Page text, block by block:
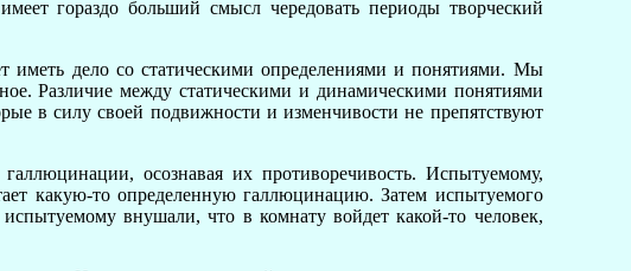
гораздо больший смысл чередовать периоды творческий
иметь дело со статическими определениями и понятиями. Мы
Различие между статическими и динамическими понятиями
в силу своей подвижности и изменчивости не препятствуют
осознавая их противоречивость. Испытуемому,
какую-то определенную галлюцинацию. Затем испытуемого
внушали, что в комнату войдет какой-то человек,